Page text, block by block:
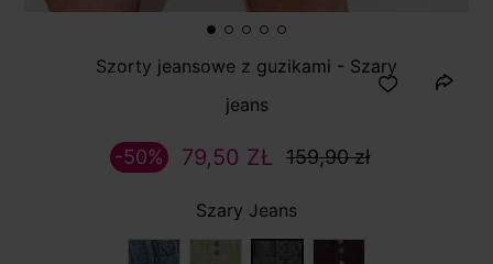
Szorty jeansowe z guzikami - Szary
jeans
79,50 ZŁ 159,90 zł
-50%
Szary Jeans